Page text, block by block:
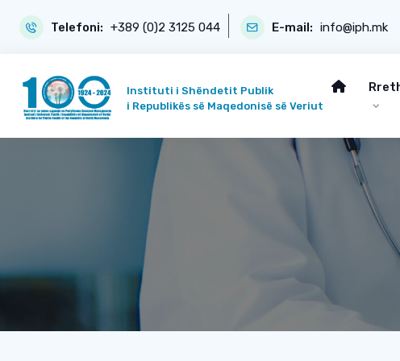
Telefoni: +389 (0)2 3125 044 E-mail: info@iph.mk
Instituti i Shëndetit Publik
i Republikës së Maqedonisë së Veriut